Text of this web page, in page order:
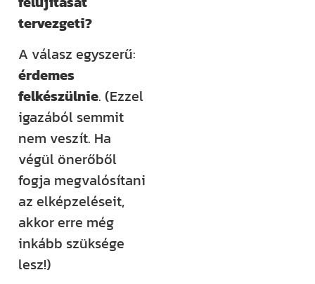
tervezgeti?
A válasz egyszerű:
érdemes
felkészülnie. (Ezzel
igazából semmit
nem veszít. Ha
végül önerőből
fogja megvalósítani
az elképzeléseit,
akkor erre még
inkább szüksége
lesz!)